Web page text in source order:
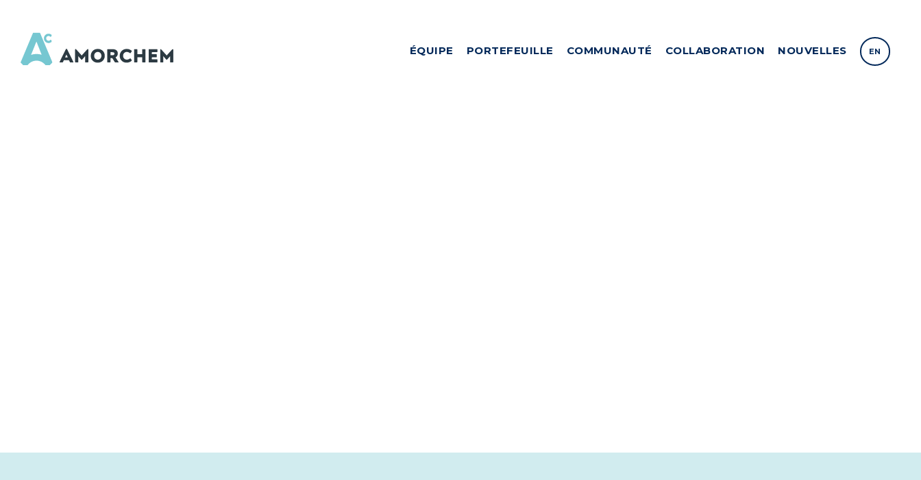
ÉQUIPE PORTEFEUILLE COMMUNAUTÉ COLLABORATION NOUVELLES EN